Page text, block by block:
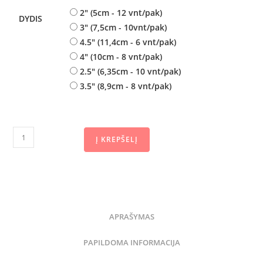
DYDIS
2" (5cm - 12 vnt/pak)
3" (7,5cm - 10vnt/pak)
4.5" (11,4cm - 6 vnt/pak)
4" (10cm - 8 vnt/pak)
2.5" (6,35cm - 10 vnt/pak)
3.5" (8,9cm - 8 vnt/pak)
Į KREPŠELĮ
APRAŠYMAS
PAPILDOMA INFORMACIJA